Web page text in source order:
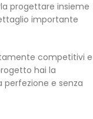
progettare insieme
importante
competitivi e
hai la
e senza